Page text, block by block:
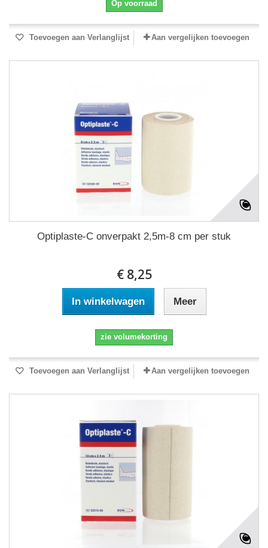
Op voorraad
Toevoegen aan Verlanglijst Aan vergelijken toevoegen
Optiplaste-C onverpakt 2,5m-8 cm per stuk
€ 8,25
In winkelwagen Meer
zie volumekorting
Toevoegen aan Verlanglijst Aan vergelijken toevoegen